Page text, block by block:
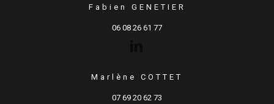
Fabien GENETIER
06 08 26 61 77
Marlène COTTET
07 69 20 62 73